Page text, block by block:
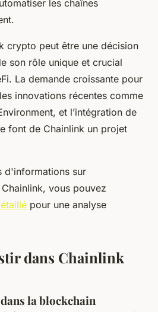
les chaînes
crypto peut être une décision
son rôle unique et crucial
La demande croissante pour
innovations récentes comme
et l’intégration de
font de Chainlink un projet
d'informations sur
vous pouvez
pour une analyse
dans Chainlink
la blockchain